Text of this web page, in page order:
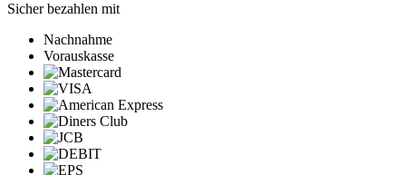
Sicher bezahlen mit
Nachnahme
Vorauskasse